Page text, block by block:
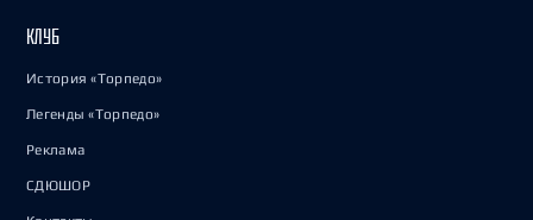
КЛУБ
История «Торпедо»
Легенды «Торпедо»
Реклама
СДЮШОР